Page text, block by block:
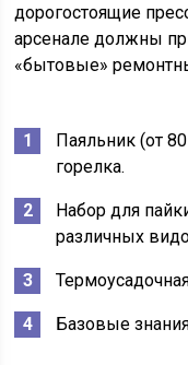
дорогостоящие
арсенале должны
«бытовые»
Паяльник (от
горелка.
Набор для
различных
Базовые